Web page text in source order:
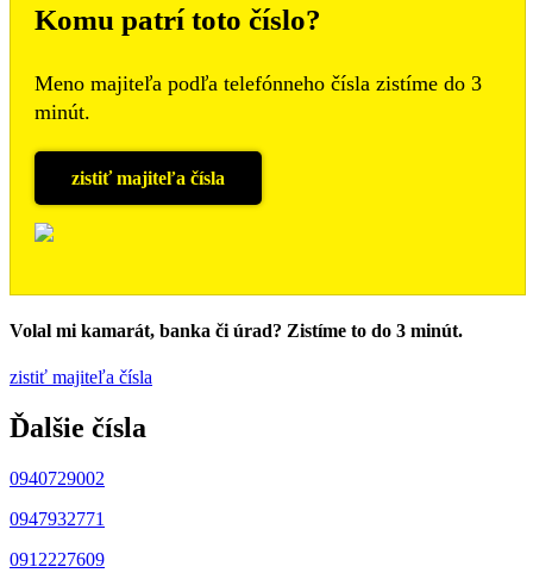
Komu patrí toto číslo?
Meno majiteľa podľa telefónneho čísla zistíme do 3
minút.
zistiť majiteľa čísla
Volal mi kamarát, banka či úrad? Zistíme to do 3 minút.
zistiť majiteľa čísla
Ďalšie čísla
0940729002
0947932771
0912227609